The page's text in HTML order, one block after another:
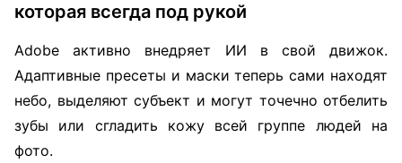
которая всегда под рукой
Adobe активно внедряет ИИ в свой движок.
Адаптивные пресеты и маски теперь сами находят
небо, выделяют субъект и могут точечно отбелить
зубы или сгладить кожу всей группе людей на
фото.